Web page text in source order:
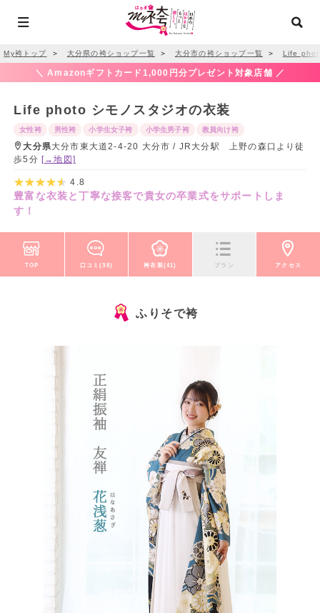
My袴トップ ＞ 大分県の袴ショップ一覧 ＞ 大分市の袴ショップ一覧 ＞ Life
＼ Amazonギフトカード1,000円分プレゼント対象店舗 ／
Life photo シモノスタジオの衣装
女性袴 男性袴 小学生女子袴 小学生男子袴 教員向け袴
大分県大分市東大道2-4-20 大分市 / JR大分駅 上野の森口より徒
歩5分 [→地図]
4.8
豊富な衣装と丁寧な接客で貴女の卒業式をサポートしま
す！
TOP 口コミ(38) 袴衣装(41) プラン アクセス
ふりそで袴